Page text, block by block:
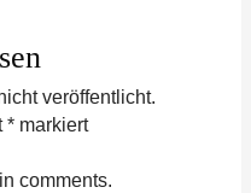
veröffentlicht.
*markiert
comments.